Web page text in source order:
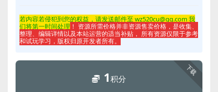
若内容若侵犯到您的权益，请发送邮件至 wz520cu@qq.com 我
们将第一时间处理 ！ 资源所需价格并非资源售卖价格，是收集、
整理、编辑详情以及本站运营的适当补贴， 所有资源仅限于参考
和试玩学习，版权归原开发者所有。
下载
1积分